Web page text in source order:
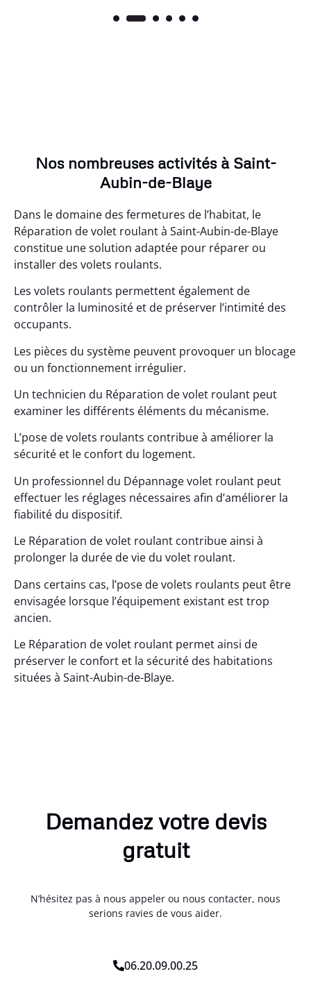
Nos nombreuses activités à Saint-
Aubin-de-Blaye
Dans le domaine des fermetures de l’habitat, le
Réparation de volet roulant à Saint-Aubin-de-Blaye
constitue une solution adaptée pour réparer ou
installer des volets roulants.
Les volets roulants permettent également de
contrôler la luminosité et de préserver l’intimité des
occupants.
Les pièces du système peuvent provoquer un blocage
ou un fonctionnement irrégulier.
Un technicien du Réparation de volet roulant peut
examiner les différents éléments du mécanisme.
L’pose de volets roulants contribue à améliorer la
sécurité et le confort du logement.
Un professionnel du Dépannage volet roulant peut
effectuer les réglages nécessaires afin d’améliorer la
fiabilité du dispositif.
Le Réparation de volet roulant contribue ainsi à
prolonger la durée de vie du volet roulant.
Dans certains cas, l’pose de volets roulants peut être
envisagée lorsque l’équipement existant est trop
ancien.
Le Réparation de volet roulant permet ainsi de
préserver le confort et la sécurité des habitations
situées à Saint-Aubin-de-Blaye.
Demandez votre devis
gratuit
N’hésitez pas à nous appeler ou nous contacter, nous
serions ravies de vous aider.
06.20.09.00.25